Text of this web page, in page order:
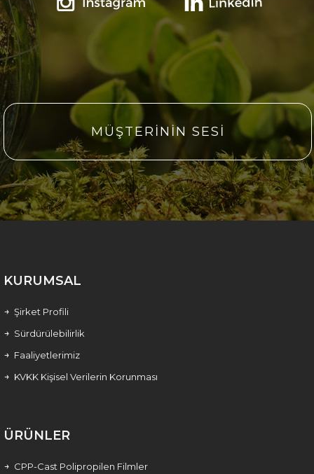
MÜŞTERİNİN SESİ
KURUMSAL
Şirket Profili
Sürdürülebilirlik
Faaliyetlerimiz
KVKK Kişisel Verilerin Korunması
ÜRÜNLER
CPP-Cast Polipropilen Filmler